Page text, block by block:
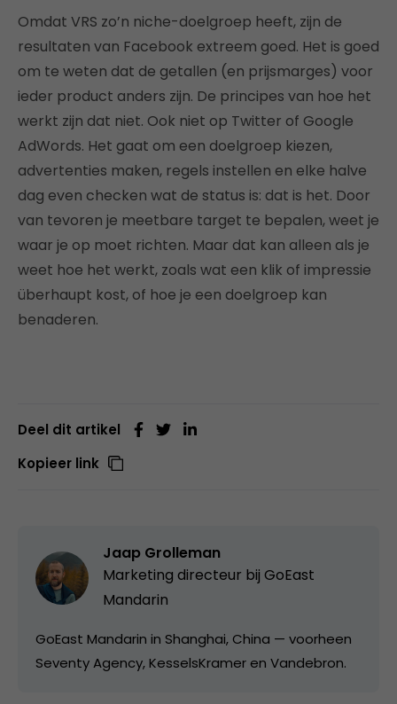
Omdat VRS zo’n niche-doelgroep heeft, zijn de
resultaten van Facebook extreem goed. Het is goed
om te weten dat de getallen (en prijsmarges) voor
ieder product anders zijn. De principes van hoe het
werkt zijn dat niet. Ook niet op Twitter of Google
AdWords. Het gaat om een doelgroep kiezen,
advertenties maken, regels instellen en elke halve
dag even checken wat de status is: dat is het. Door
van tevoren je meetbare target te bepalen, weet je
waar je op moet richten. Maar dat kan alleen als je
weet hoe het werkt, zoals wat een klik of impressie
überhaupt kost, of hoe je een doelgroep kan
benaderen.
Deel dit artikel
Kopieer link
Jaap Grolleman
Marketing directeur bij GoEast
Mandarin
GoEast Mandarin in Shanghai, China — voorheen
Seventy Agency, KesselsKramer en Vandebron.